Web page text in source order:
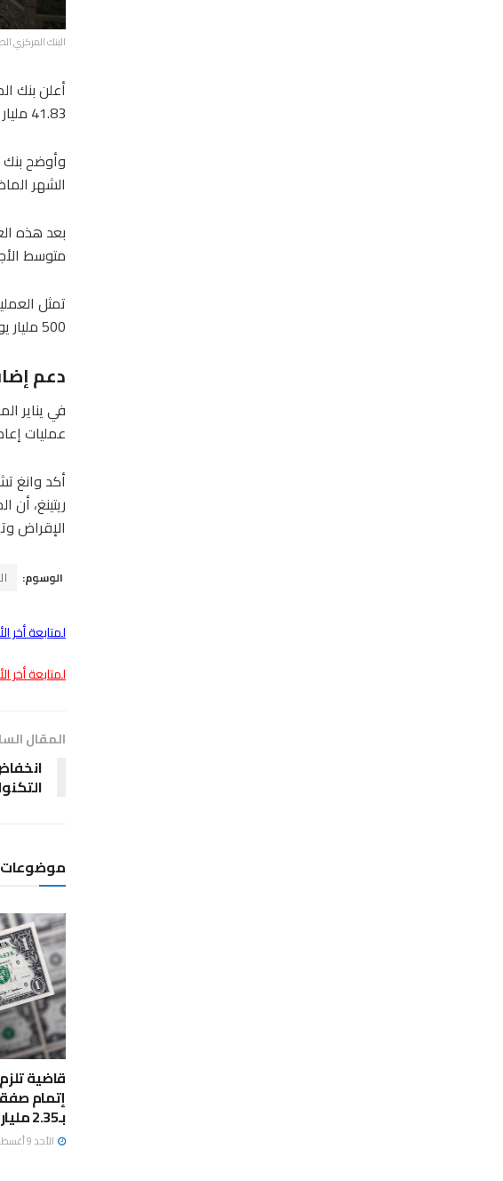
البنك المركزي
41.83 مليار دولار أمريكي)، بهدف الحفاظ على سيولة معقولة وكافية داخل النظام المصرفي.
الشهر
بعد هذه
متوسط الأجل 4.09
تمثل
500 مليار يوان من هذه التسهيلات خلال الشهر الجاري.
دعم
عمليات
أكد وانغ
ريتينغ،
الإقراض
الوسوم:
لمتابعة أخر
لمتابعة أخر
المقال
موضوعات
قاضية
إتمام
بـ2.35 مليار دولار
الأحد 9 أغسطس 2026